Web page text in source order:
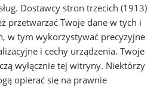
Dostawcy stron trzecich (1913)
przetwarzać Twoje dane w tych i
w tym wykorzystywać precyzyjne
i cechy urządzenia. Twoje
wyłącznie tej witryny. Niektórzy
opierać się na prawnie